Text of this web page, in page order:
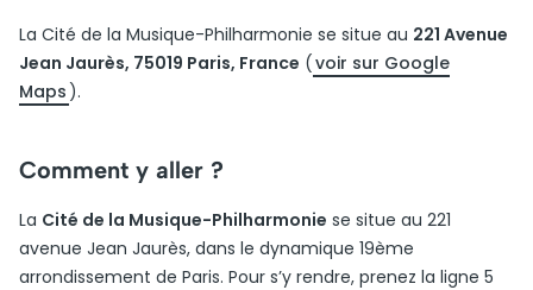
La Cité de la Musique-Philharmonie se situe au 221 Avenue
Jean Jaurès, 75019 Paris, France (voir sur Google
Maps ).
Comment y aller ?
La Cité de la Musique-Philharmonie se situe au 221
avenue Jean Jaurès, dans le dynamique 19ème
arrondissement de Paris. Pour s’y rendre, prenez la ligne 5